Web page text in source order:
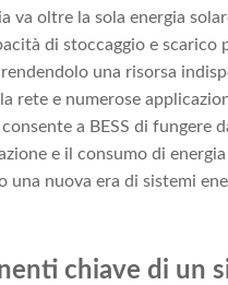
va oltre la sola energia
di stoccaggio e scarico
una risorsa
rete e numerose
a BESS di fungere
e il consumo di
una nuova era di sistemi
chiave di un